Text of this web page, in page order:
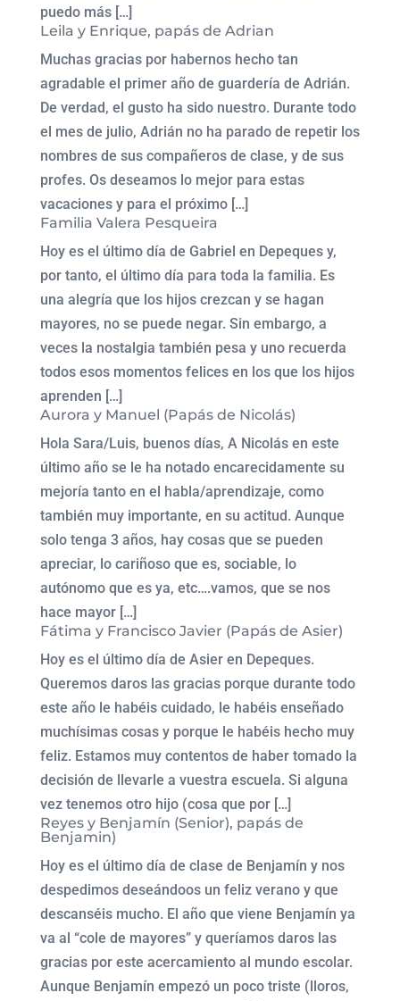
puedo más […]
Leila y Enrique, papás de Adrian
Muchas gracias por habernos hecho tan
agradable el primer año de guardería de Adrián.
De verdad, el gusto ha sido nuestro. Durante todo
el mes de julio, Adrián no ha parado de repetir los
nombres de sus compañeros de clase, y de sus
profes. Os deseamos lo mejor para estas
vacaciones y para el próximo […]
Familia Valera Pesqueira
Hoy es el último día de Gabriel en Depeques y,
por tanto, el último día para toda la familia. Es
una alegría que los hijos crezcan y se hagan
mayores, no se puede negar. Sin embargo, a
veces la nostalgia también pesa y uno recuerda
todos esos momentos felices en los que los hijos
aprenden […]
Aurora y Manuel (Papás de Nicolás)
Hola Sara/Luis, buenos días, A Nicolás en este
último año se le ha notado encarecidamente su
mejoría tanto en el habla/aprendizaje, como
también muy importante, en su actitud. Aunque
solo tenga 3 años, hay cosas que se pueden
apreciar, lo cariñoso que es, sociable, lo
autónomo que es ya, etc….vamos, que se nos
hace mayor […]
Fátima y Francisco Javier (Papás de Asier)
Hoy es el último día de Asier en Depeques.
Queremos daros las gracias porque durante todo
este año le habéis cuidado, le habéis enseñado
muchísimas cosas y porque le habéis hecho muy
feliz. Estamos muy contentos de haber tomado la
decisión de llevarle a vuestra escuela. Si alguna
vez tenemos otro hijo (cosa que por […]
Reyes y Benjamín (Senior), papás de
Benjamin)
Hoy es el último día de clase de Benjamín y nos
despedimos deseándoos un feliz verano y que
descanséis mucho. El año que viene Benjamín ya
va al “cole de mayores” y queríamos daros las
gracias por este acercamiento al mundo escolar.
Aunque Benjamín empezó un poco triste (lloros,